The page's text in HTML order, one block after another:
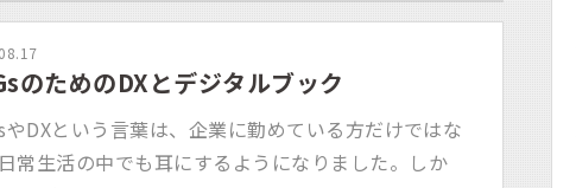
のためのDXとデジタルブック
やDXという言葉は、企業に勤めている方だけではな
常生活の中でも耳にするようになりました。しか